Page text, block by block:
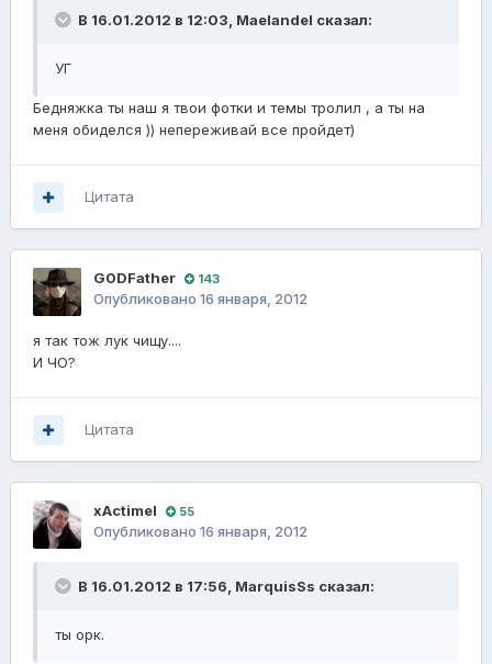
В 16.01.2012 в 12:03, Maelandel сказал:
УГ
Бедняжка ты наш я твои фотки и темы тролил , а ты на
меня обиделся )) непереживай все пройдет)
Цитата
G0DFathеr 143
Опубликовано 16 января, 2012
я так тож лук чищу....
И ЧО?
Цитата
xActimel 55
Опубликовано 16 января, 2012
В 16.01.2012 в 17:56, MarquisSs сказал:
ты орк.